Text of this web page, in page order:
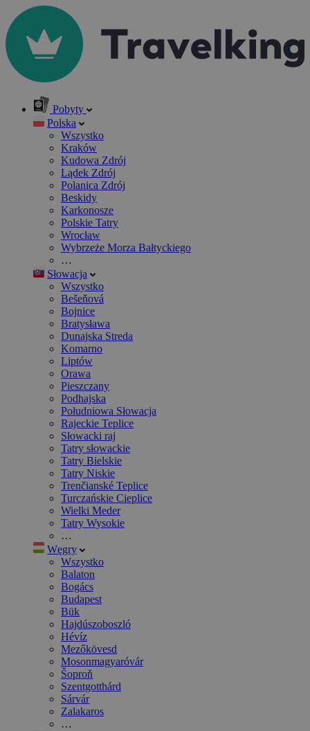
Pobyty
Polska
Wszystko
Kraków
Kudowa Zdrój
Lądek Zdrój
Polanica Zdrój
Beskidy
Karkonosze
Polskie Tatry
Wrocław
Wybrzeże Morza Bałtyckiego
…
Słowacja
Wszystko
Bešeňová
Bojnice
Bratysława
Dunajska Streda
Komarno
Liptów
Orawa
Pieszczany
Podhajska
Południowa Słowacja
Rajeckie Teplice
Słowacki raj
Tatry słowackie
Tatry Bielskie
Tatry Niskie
Trenčianské Teplice
Turczańskie Cieplice
Wielki Meder
Tatry Wysokie
…
Węgry
Wszystko
Balaton
Bogács
Budapest
Bük
Hajdúszoboszló
Hévíz
Mezőkövesd
Mosonmagyaróvár
Šoproň
Szentgotthárd
Sárvár
Zalakaros
…